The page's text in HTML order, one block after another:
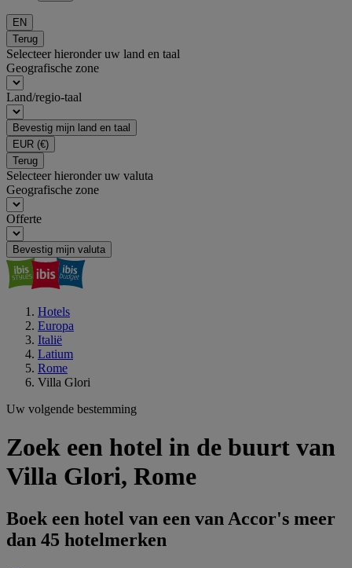
EN
Terug
Selecteer hieronder uw land en taal
Geografische zone
Land/regio-taal
Bevestig mijn land en taal
EUR (€)
Terug
Selecteer hieronder uw valuta
Geografische zone
Offerte
Bevestig mijn valuta
Hotels
Europa
Italië
Latium
Rome
Villa Glori
Uw volgende bestemming
Zoek een hotel in de buurt van
Villa Glori, Rome
Boek een hotel van een van Accor's meer
dan 45 hotelmerken